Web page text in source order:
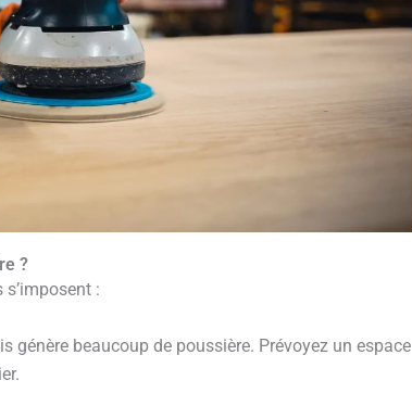
?
:
génère beaucoup de poussière. Prévoyez un espace